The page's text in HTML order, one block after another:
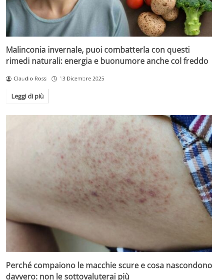
Malinconia invernale, puoi combatterla con questi
rimedi naturali: energia e buonumore anche col freddo
Claudio Rossi 13 Dicembre 2025
Leggi di più
Perché compaiono le macchie scure e cosa nascondono
davvero: non le sottovaluterai più